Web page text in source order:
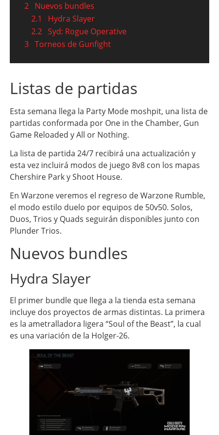
2 Nuevos bundles
2.1
Hydra Slayer
2.2 Syd: Rogue Operative
3 Torneos de Gunfight
Listas de partidas
Esta semana llega la Party Mode moshpit, una lista de
partidas conformada por One in the Chamber, Gun
Game Reloaded y All or Nothing.
La lista de partida 24/7 recibirá una actualización y
esta vez incluirá modos de juego 8v8 con los mapas
Chershire Park y Shoot House.
En Warzone veremos el regreso de Warzone Rumble,
el modo estilo duelo por equipos de 50v50. Solos,
Duos, Trios y Quads seguirán disponibles junto con
Plunder Trios.
Nuevos bundles
Hydra Slayer
El primer bundle que llega a la tienda esta semana
incluye dos proyectos de armas distintas. La primera
es la ametralladora ligera “Soul of the Beast”, la cual
es una variación de la Holger-26.